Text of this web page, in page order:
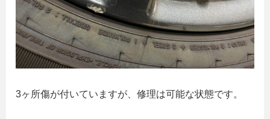
3ヶ所傷が付いていますが、修理は可能な状態です。